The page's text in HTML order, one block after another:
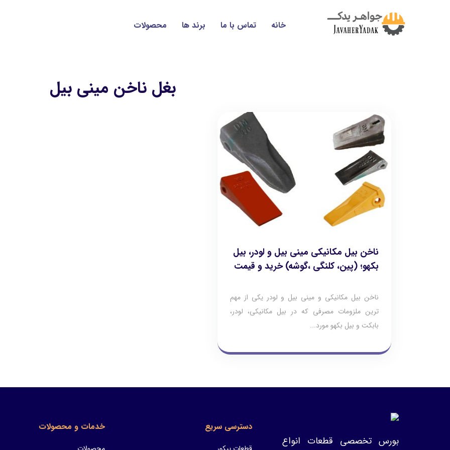
خانه تماس با ما برند ها محصولات
بغل ناخن مینی بیل
ناخن بیل مکانیکی مینی بیل و لودر، بیل
بکهو؛ (پین، کلنگی ،گوشه) خرید و قیمت
ناخن بیل مکانیکی و مینی بیل و لودر یکی از مهم
ترین ملزومات مصرفی که در بیل مکانیکی، لودر،
بابکت و بیل بکهو مورد...
بورس تخصصی قطعات انواع
دسترسی سریع خدمات و محصولات